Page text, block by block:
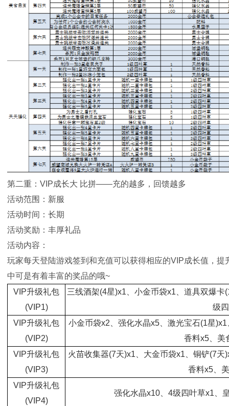
第二重：VIP成长大 比拼——充的越多，回馈越多
活动范围：新服
活动时间：长期
活动奖励：丰厚礼品
活动内容：
玩家每天登陆游戏签到和充值可以获得相应的VIP成长值，
中可是有着丰富的奖品的哦~
VIP升级礼包
(VIP1)
三线酒架(4星)x1、小金币袋x1、道具双爆
级
VIP升级礼包
(VIP2)
小金币袋x2、强化水晶x5、激光宝石(1星
香料x5、美
VIP升级礼包
(VIP3)
火苗收集器(7天)x1、大金币袋x1、铜铲(7
香料x5、
VIP升级礼包
(VIP4)
强化水晶x10、4级四叶草x1、